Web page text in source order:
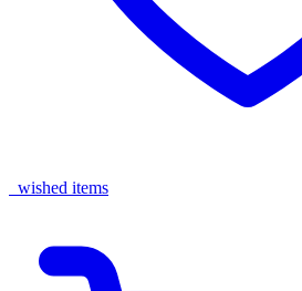
wished items